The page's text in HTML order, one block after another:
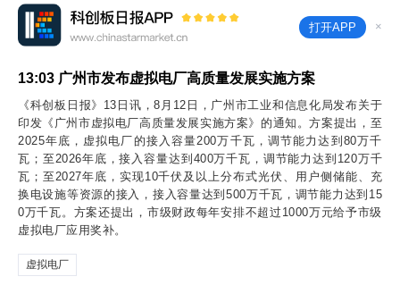
打开APP ×
13:03 广州市发布虚拟电厂高质量发展实施方案
《科创板日报》13日讯，8月12日，广州市工业和信息化局发布关于
印发《广州市虚拟电厂高质量发展实施方案》的通知。方案提出，至
2025年底，虚拟电厂的接入容量200万千瓦，调节能力达到80万千
瓦；至2026年底，接入容量达到400万千瓦，调节能力达到120万千
瓦；至2027年底，实现10千伏及以上分布式光伏、用户侧储能、充
换电设施等资源的接入，接入容量达到500万千瓦，调节能力达到15
0万千瓦。方案还提出，市级财政每年安排不超过1000万元给予市级
虚拟电厂应用奖补。
虚拟电厂